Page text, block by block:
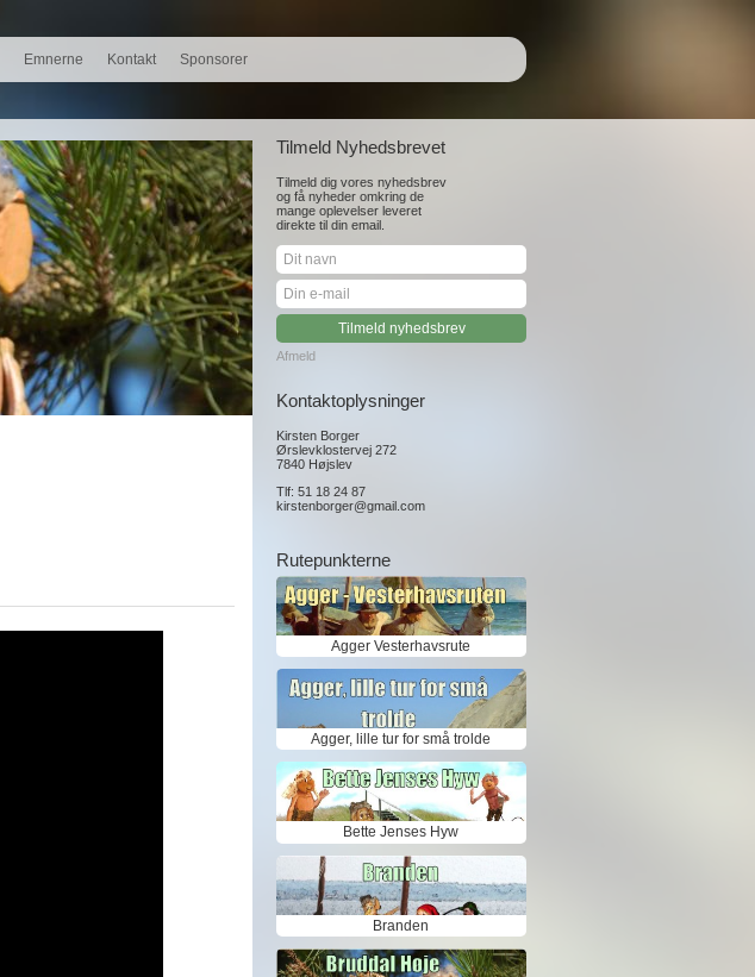
Emnerne Kontakt Sponsorer
Tilmeld Nyhedsbrevet
Tilmeld dig vores nyhedsbrev
og få nyheder omkring de
mange oplevelser leveret
direkte til din email.
Afmeld
Kontaktoplysninger
Kirsten Borger
Ørslevklostervej 272
7840 Højslev
Tlf: 51 18 24 87
kirstenborger@gmail.com
Rutepunkterne
Agger Vesterhavsrute
Agger, lille tur for små trolde
Bette Jenses Hyw
Branden